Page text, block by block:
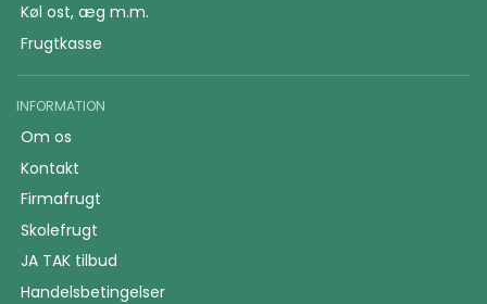
Køl ost, æg m.m.
Frugtkasse
INFORMATION
Om os
Kontakt
Firmafrugt
Skolefrugt
JA TAK tilbud
Handelsbetingelser